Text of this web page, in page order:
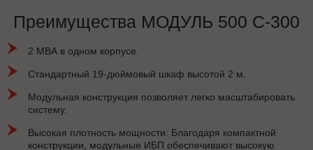
Преимущества МОДУЛЬ 500 С-300
2 МВА в одном корпусе.
Стандартный 19-дюймовый шкаф высотой 2 м.
Модульная конструкция позволяет легко масштабировать
систему.
Высокая плотность мощности: Благодаря компактной
конструкции, модульные ИБП обеспечивают высокую